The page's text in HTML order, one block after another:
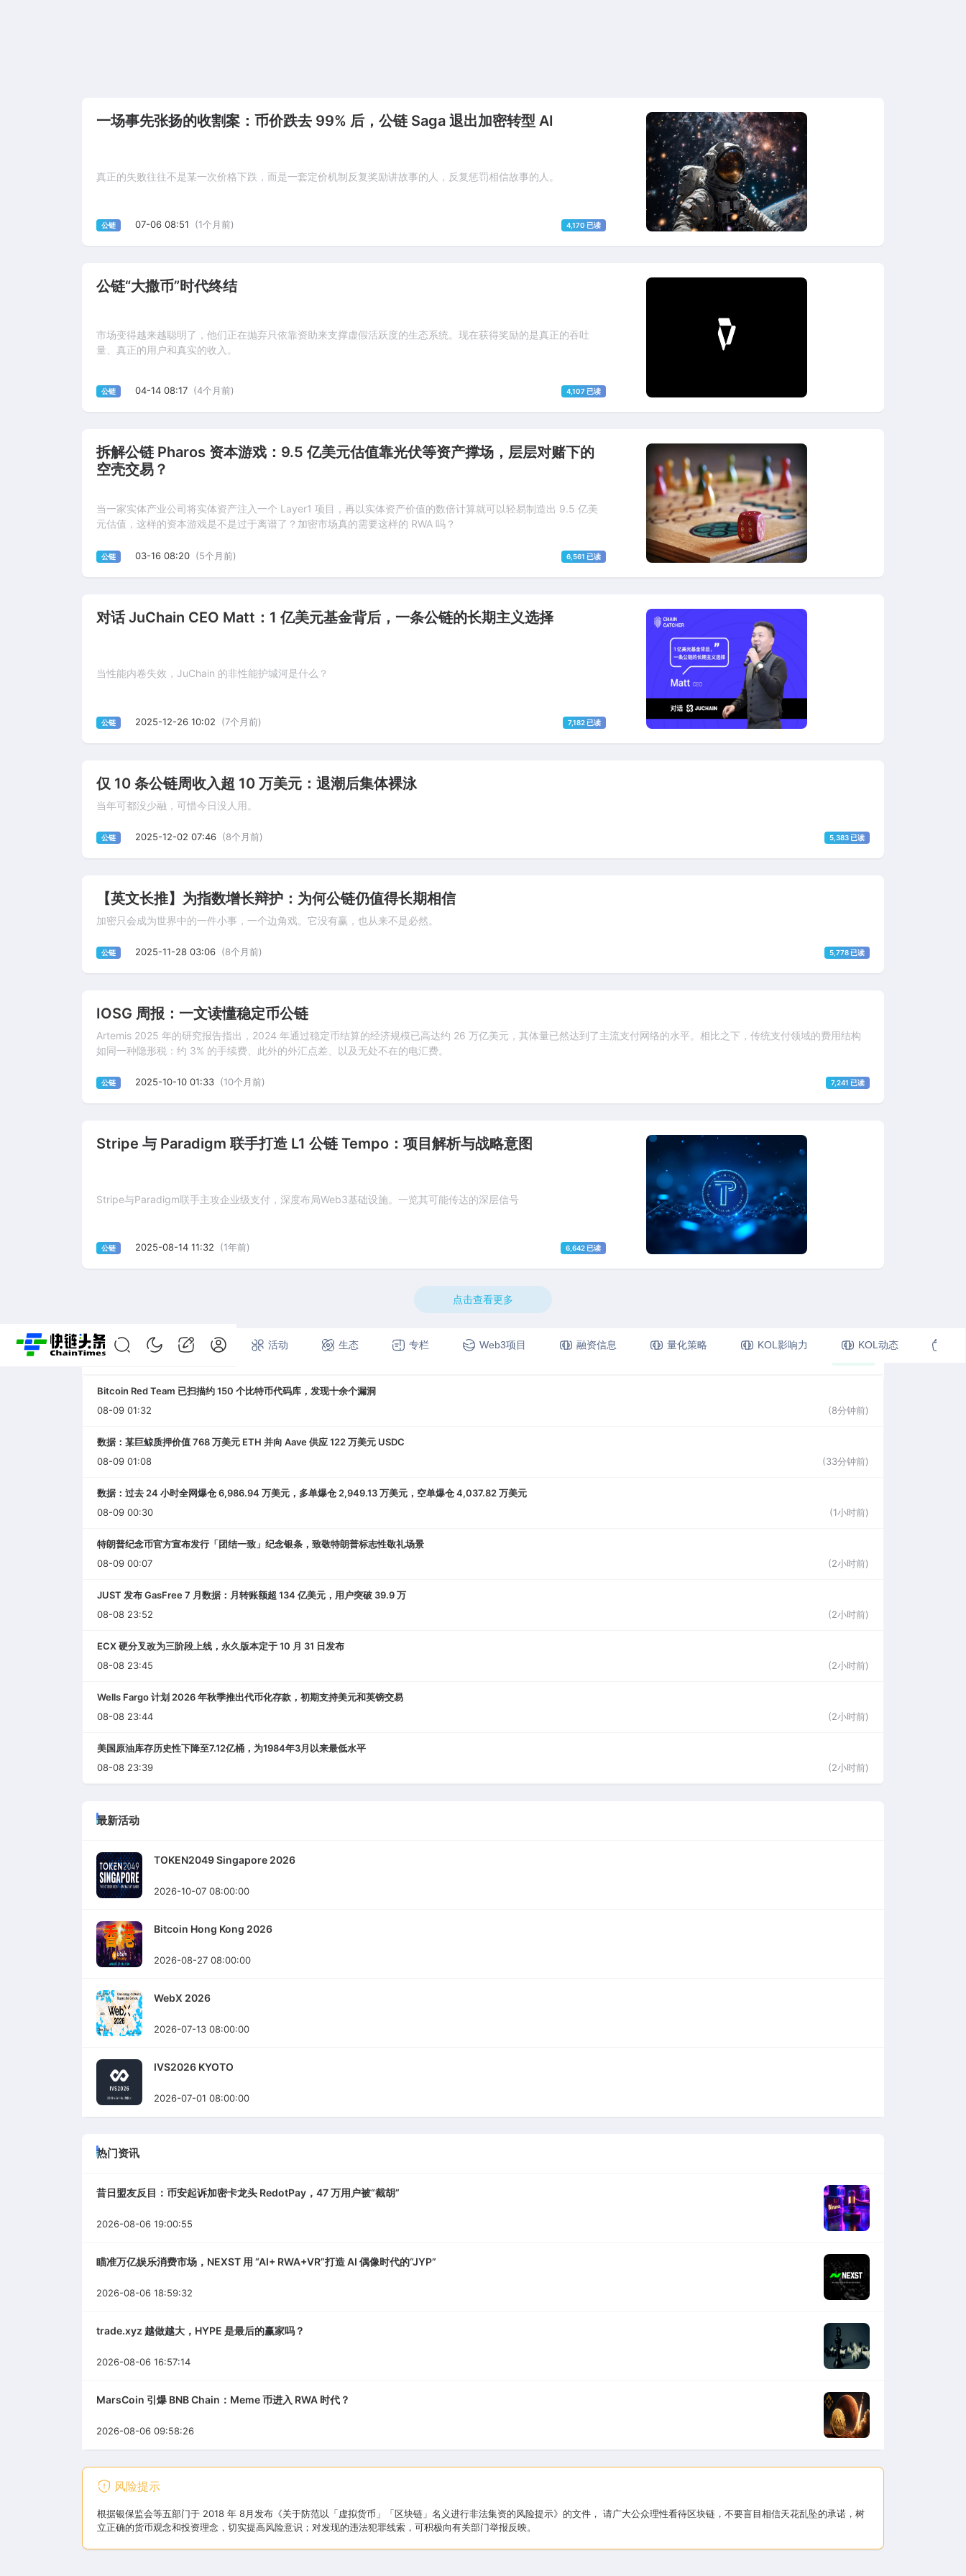
首页 快讯 专题 活动 生态 专栏 Web3项目 融资信息 量化策略 KOL影响力 KOL动态
一场事先张扬的收割案：币价跌去 99% 后，公链 Saga 退出加密转型 AI
真正的失败往往不是某一次价格下跌，而是一套定价机制反复奖励讲故事的人，反复惩罚相信故事的人。
公链 07-06 08:51 (1个月前) 4,170 已读
公链“大撒币”时代终结
市场变得越来越聪明了，他们正在抛弃只依靠资助来支撑虚假活跃度的生态系统。现在获得奖励的是真正的吞吐
量、真正的用户和真实的收入。
公链 04-14 08:17 (4个月前) 4,107 已读
拆解公链 Pharos 资本游戏：9.5 亿美元估值靠光伏等资产撑场，层层对赌下的
空壳交易？
当一家实体产业公司将实体资产注入一个 Layer1 项目，再以实体资产价值的数倍计算就可以轻易制造出 9.5 亿美
元估值，这样的资本游戏是不是过于离谱了？加密市场真的需要这样的 RWA 吗？
公链 03-16 08:20 (5个月前) 6,561 已读
对话 JuChain CEO Matt：1 亿美元基金背后，一条公链的长期主义选择
当性能内卷失效，JuChain 的非性能护城河是什么？
公链 2025-12-26 10:02 (7个月前) 7,182 已读
仅 10 条公链周收入超 10 万美元：退潮后集体裸泳
当年可都没少融，可惜今日没人用。
公链 2025-12-02 07:46 (8个月前) 5,383 已读
【英文长推】为指数增长辩护：为何公链仍值得长期相信
加密只会成为世界中的一件小事，一个边角戏。它没有赢，也从来不是必然。
公链 2025-11-28 03:06 (8个月前) 5,778 已读
IOSG 周报：一文读懂稳定币公链
Artemis 2025 年的研究报告指出，2024 年通过稳定币结算的经济规模已高达约 26 万亿美元，其体量已然达到了主流支付网络的水平。相比之下，传统支付领域的费用结构
如同一种隐形税：约 3% 的手续费、此外的外汇点差、以及无处不在的电汇费。
公链 2025-10-10 01:33 (10个月前) 7,241 已读
Stripe 与 Paradigm 联手打造 L1 公链 Tempo：项目解析与战略意图
Stripe与Paradigm联手主攻企业级支付，深度布局Web3基础设施。一览其可能传达的深层信号
公链 2025-08-14 11:32 (1年前) 6,642 已读
点击查看更多
7*24小时快讯
Bitcoin Red Team 已扫描约 150 个比特币代码库，发现十余个漏洞
08-09 01:32
(8分钟前)
数据：某巨鲸质押价值 768 万美元 ETH 并向 Aave 供应 122 万美元 USDC
08-09 01:08
(33分钟前)
数据：过去 24 小时全网爆仓 6,986.94 万美元，多单爆仓 2,949.13 万美元，空单爆仓 4,037.82 万美元
08-09 00:30
(1小时前)
特朗普纪念币官方宣布发行「团结一致」纪念银条，致敬特朗普标志性敬礼场景
08-09 00:07
(2小时前)
JUST 发布 GasFree 7 月数据：月转账额超 134 亿美元，用户突破 39.9 万
08-08 23:52
(2小时前)
ECX 硬分叉改为三阶段上线，永久版本定于 10 月 31 日发布
08-08 23:45
(2小时前)
Wells Fargo 计划 2026 年秋季推出代币化存款，初期支持美元和英镑交易
08-08 23:44
(2小时前)
美国原油库存历史性下降至7.12亿桶，为1984年3月以来最低水平
08-08 23:39
(2小时前)
最新活动
TOKEN2049 Singapore 2026
2026-10-07 08:00:00
Bitcoin Hong Kong 2026
2026-08-27 08:00:00
WebX 2026
2026-07-13 08:00:00
IVS2026 KYOTO
2026-07-01 08:00:00
热门资讯
昔日盟友反目：币安起诉加密卡龙头 RedotPay，47 万用户被“截胡”
2026-08-06 19:00:55
瞄准万亿娱乐消费市场，NEXST 用 “AI+ RWA+VR”打造 AI 偶像时代的“JYP”
2026-08-06 18:59:32
trade.xyz 越做越大，HYPE 是最后的赢家吗？
2026-08-06 16:57:14
MarsCoin 引爆 BNB Chain：Meme 币进入 RWA 时代？
2026-08-06 09:58:26
风险提示
根据银保监会等五部门于 2018 年 8月发布《关于防范以「虚拟货币」「区块链」名义进行非法集资的风险提示》的文件， 请广大公众理性看待区块链，不要盲目相信天花乱坠的承诺，树
立正确的货币观念和投资理念，切实提高风险意识；对发现的违法犯罪线索，可积极向有关部门举报反映。